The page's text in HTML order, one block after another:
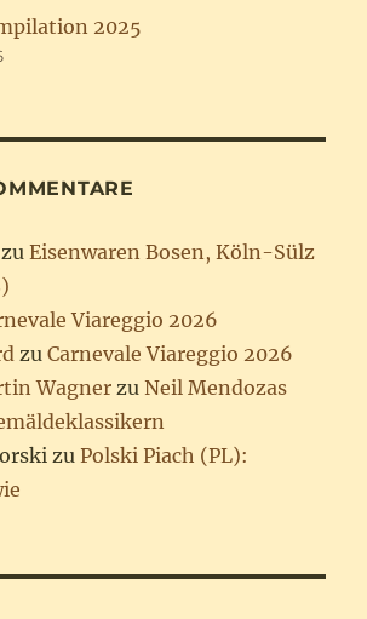
2025
zuEisenwaren Bosen, Köln-Sülz
Viareggio 2026
zuCarnevale Viareggio 2026
Wagner zuNeil Mendozas
zuPolski Piach (PL):